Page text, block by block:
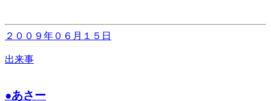
２００９年０６月１５日
出来事
●あさー